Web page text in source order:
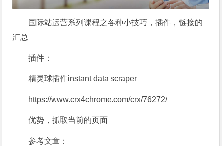
国际站运营系列课程之各种小技巧，插件，链接的
汇总
插件：
精灵球插件instant data scraper
https://www.crx4chrome.com/crx/76272/
优势，抓取当前的页面
参考文章：